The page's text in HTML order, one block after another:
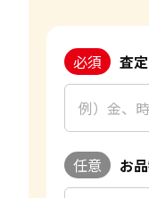
必須 査
任意 お